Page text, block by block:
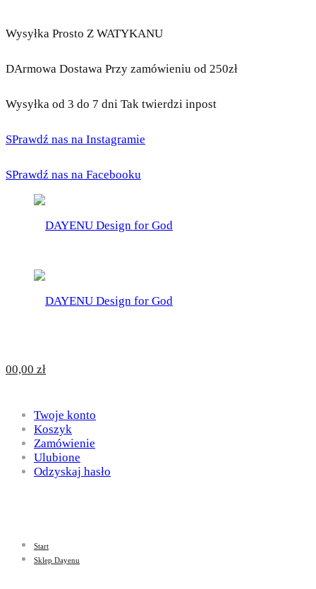
Wysyłka Prosto Z WATYKANU
DArmowa Dostawa Przy zamówieniu od 250zł
Wysyłka od 3 do 7 dni Tak twierdzi inpost
SPrawdź nas na Instagramie
SPrawdź nas na Facebooku
for
God
DAYENU
Design
God
00,00 zł
Twoje konto
Koszyk
Zamówienie
Ulubione
Odzyskaj hasło
Start
Sklep Dayenu